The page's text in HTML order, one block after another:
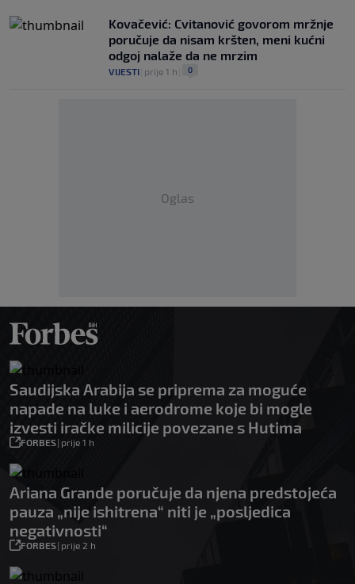
Kovačević: Cvitanović govorom mržnje
poručuje da nisam kršten, meni kućni
odgoj nalaže da ne mrzim
VIJESTI prije 1 h 0
Oglas
Saudijska Arabija se priprema za moguće
napade na luke i aerodrome koje bi mogle
izvesti iračke milicije povezane s Hutima
FORBES| prije 1 h
Ariana Grande poručuje da njena predstojeća
pauza „nije ishitrena“ niti je „posljedica
negativnosti“
FORBES| prije 2 h